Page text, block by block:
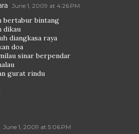
June 1, 2009 at 4:26 PM
bertabur bintang
dikau
diangkasa raya
doa
sinar berpendar
gurat rindu
June 1, 2009 at 5:06 PM